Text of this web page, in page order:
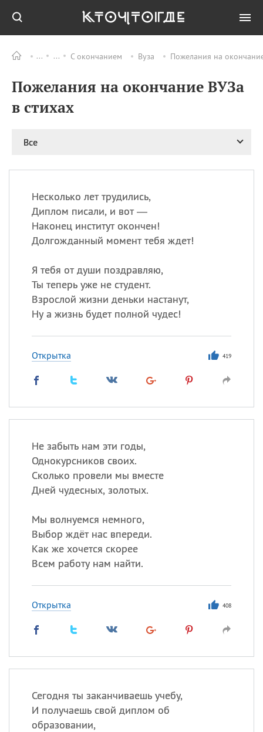
С окончанием Вуза Пожелания на
Пожелания на окончание ВУЗа
в стихах
Все
Несколько лет трудились,
Диплом писали, и вот —
Наконец институт окончен!
Долгожданный момент тебя ждет!
Я тебя от души поздравляю,
Ты теперь уже не студент.
Взрослой жизни деньки настанут,
Ну а жизнь будет полной чудес!
Открытка 419
Не забыть нам эти годы,
Однокурсников своих.
Сколько провели мы вместе
Дней чудесных, золотых.
Мы волнуемся немного,
Выбор ждёт нас впереди.
Как же хочется скорее
Всем работу нам найти.
Открытка 408
Сегодня ты заканчиваешь учебу,
И получаешь свой диплом об
образовании,
ПРАЗДНИКИ Все
09.08 День памяти жертв
день
09.08
(Smokey Bear Day)
Сегодня празднуют именины
Сергей, Теодор,